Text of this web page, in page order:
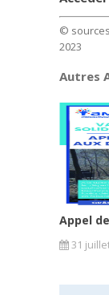
©
2023
Autres
Appel
31